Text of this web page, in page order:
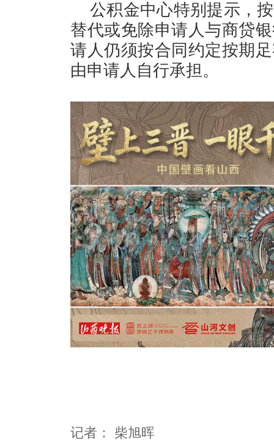
公积金中心特别提示，
替代或免除申请人与商贷
请人仍须按合同约定按期
由申请人自行承担。
记者： 柴旭晖